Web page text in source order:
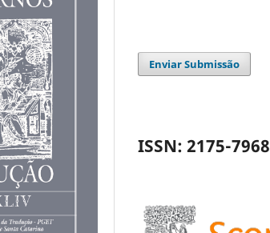
Enviar Submissão
ISSN: 2175-7968